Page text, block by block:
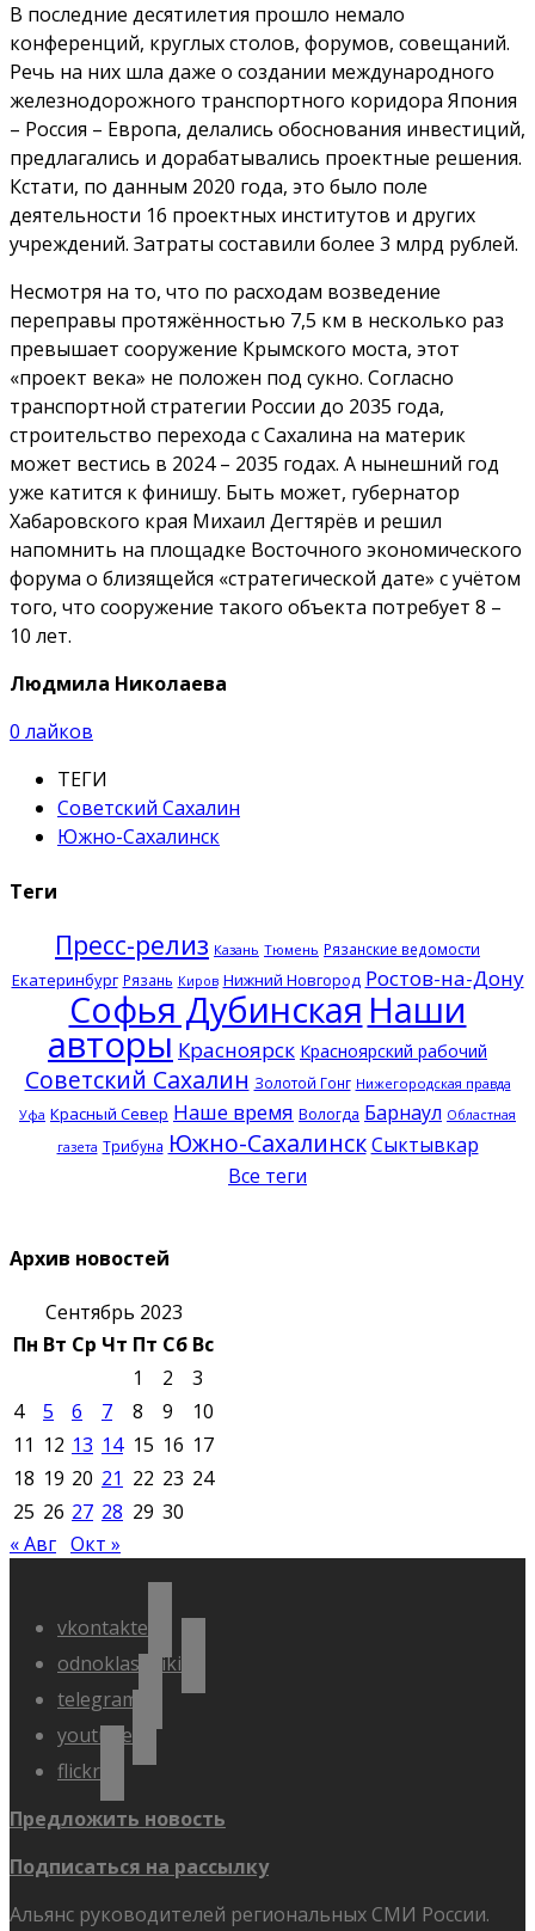
В последние десятилетия прошло немало
конференций, круглых столов, форумов, совещаний.
Речь на них шла даже о создании международного
железнодорожного транспортного коридора Япония
– Россия – Европа, делались обоснования инвестиций,
предлагались и дорабатывались проектные решения.
Кстати, по данным 2020 года, это было поле
деятельности 16 проектных институтов и других
учреждений. Затраты составили более 3 млрд рублей.
Несмотря на то, что по расходам возведение
переправы протяжённостью 7,5 км в несколько раз
превышает сооружение Крымского моста, этот
«проект века» не положен под сукно. Согласно
транспортной стратегии России до 2035 года,
строительство перехода с Сахалина на материк
может вестись в 2024 – 2035 годах. А нынешний год
уже катится к финишу. Быть может, губернатор
Хабаровского края Михаил Дегтярёв и решил
напомнить на площадке Восточного экономического
форума о близящейся «стратегической дате» с учётом
того, что сооружение такого объекта потребует 8 –
10 лет.
Людмила Николаева
0 лайков
ТЕГИ
Советский Сахалин
Южно-Сахалинск
Теги
Пресс-релиз Казань Тюмень Рязанские ведомости
Екатеринбург Рязань Киров Нижний Новгород Ростов-на-Дону
Софья Дубинская Наши
авторы Красноярск Красноярский рабочий
Советский Сахалин Золотой Гонг Нижегородская правда
Уфа Красный Север Наше время Вологда Барнаул Областная
газета Трибуна Южно-Сахалинск Сыктывкар
Все теги
Архив новостей
Сентябрь 2023
Пн Вт Ср Чт Пт Сб Вс
1
2
3
4
5 6 7 8 9
10
11 12 13 14 15 16 17
18 19 20 21 22 23 24
25 26 27 28 29 30
« Авг Окт »
vkontakte
odnoklassniki
telegram
youtube
flickr
Предложить новость
Подписаться на рассылку
Альянс руководителей региональных СМИ России.